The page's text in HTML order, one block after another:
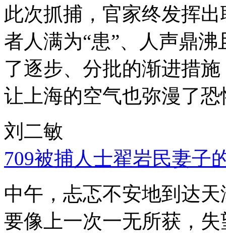
此次抓捕，官家终发挥
者人满为“患”、人声鼎
了逐步、分批的渐进措
让上海的空气也弥漫了
刘二敏
709被捕人士翟岩民妻子
中午，忐忑不安地到达
要像上一次一无所获，